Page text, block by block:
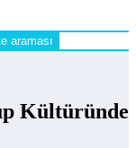
Kültüründe